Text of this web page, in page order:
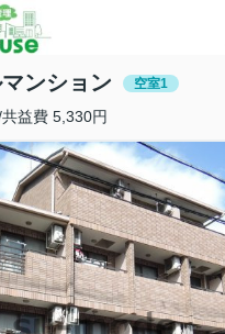
ンション 空室1
益費 5,330円